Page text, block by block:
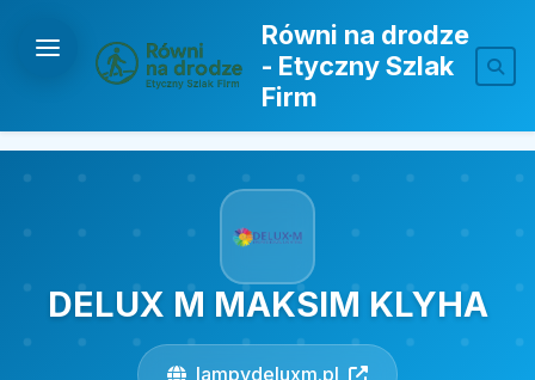
Równi na drodze
- Etyczny Szlak
Firm
DELUX M MAKSIM KLYHA
lampydeluxm.pl